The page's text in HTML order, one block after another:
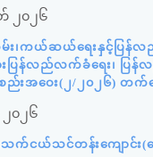
၂၀၂၆
၊ကယ်ဆယ်ရေးနှင့်ပြန်လည်
းပြန်လည်လက်ခံရေး၊ ပြ
ည်းအဝေး(၂/၂၀၂၆) တက်
၀၂၆
က်ငယ်သင်တန်းကျောင်း(န